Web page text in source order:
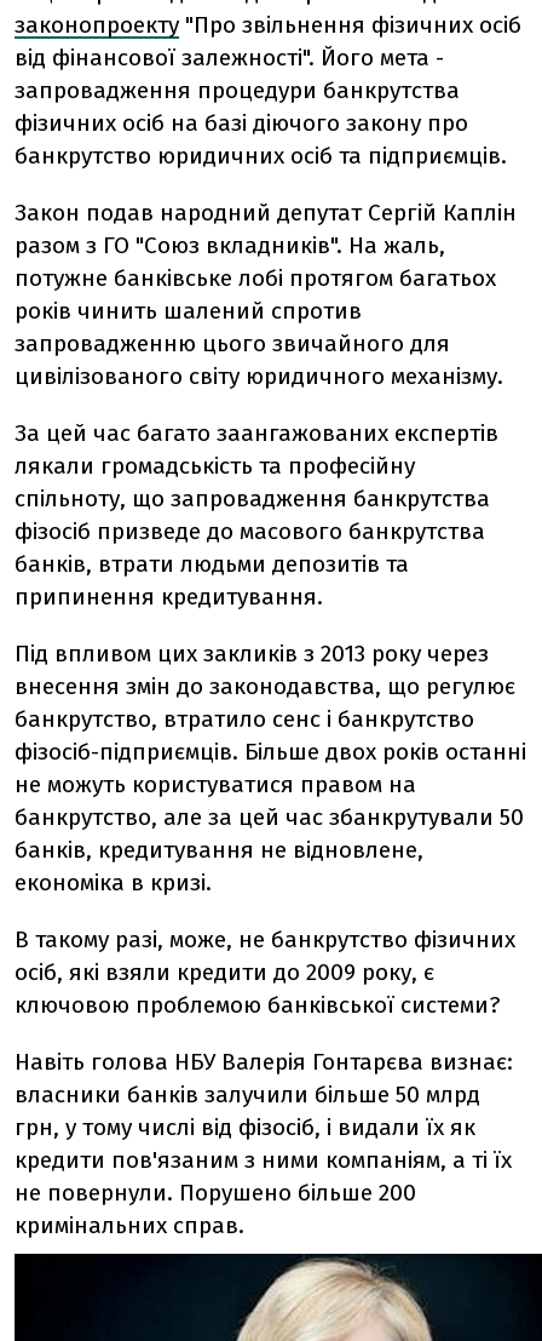
законопроекту "Про звільнення фізичних осіб
від фінансової залежності". Його мета -
запровадження процедури банкрутства
фізичних осіб на базі діючого закону про
банкрутство юридичних осіб та підприємців.
Закон подав народний депутат Сергій Каплін
разом з ГО "Союз вкладників". На жаль,
потужне банківське лобі протягом багатьох
років чинить шалений спротив
запровадженню цього звичайного для
цивілізованого світу юридичного механізму.
За цей час багато заангажованих експертів
лякали громадськість та професійну
спільноту, що запровадження банкрутства
фізосіб призведе до масового банкрутства
банків, втрати людьми депозитів та
припинення кредитування.
Під впливом цих закликів з 2013 року через
внесення змін до законодавства, що регулює
банкрутство, втратило сенс і банкрутство
фізосіб-підприємців. Більше двох років останні
не можуть користуватися правом на
банкрутство, але за цей час збанкрутували 50
банків, кредитування не відновлене,
економіка в кризі.
В такому разі, може, не банкрутство фізичних
осіб, які взяли кредити до 2009 року, є
ключовою проблемою банківської системи?
Навіть голова НБУ Валерія Гонтарєва визнає:
власники банків залучили більше 50 млрд
грн, у тому числі від фізосіб, і видали їх як
кредити пов'язаним з ними компаніям, а ті їх
не повернули. Порушено більше 200
кримінальних справ.